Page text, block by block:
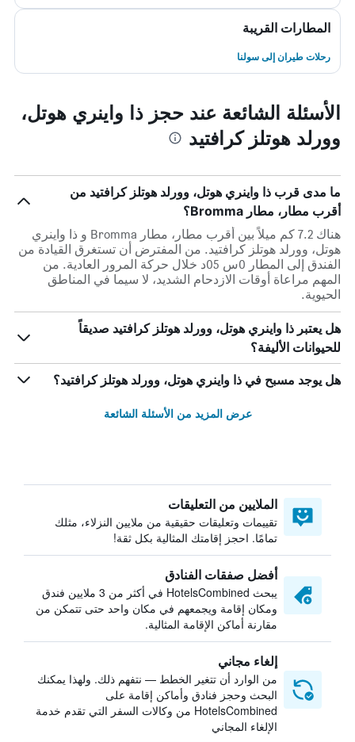
المطارات القريبة
رحلات طيران إلى سولنا
الأسئلة الشائعة عند حجز ذا واينري هوتل،
وورلد هوتلز كرافتيد
ما مدى قرب ذا واينري هوتل، وورلد هوتلز كرافتيد من
أقرب مطار، مطار Bromma؟
هناك 7.2 كم ميلاً بين أقرب مطار، مطار Bromma و ذا واينري
هوتل، وورلد هوتلز كرافتيد. من المفترض أن تستغرق القيادة من
الفندق إلى المطار 0س 05د خلال حركة المرور العادية. من
المهم مراعاة أوقات الازدحام الشديد، لا سيما في المناطق
الحيوية.
هل يعتبر ذا واينري هوتل، وورلد هوتلز كرافتيد صديقاً
للحيوانات الأليفة؟
هل يوجد مسبح في ذا واينري هوتل، وورلد هوتلز كرافتيد؟
عرض المزيد من الأسئلة الشائعة
الملايين من التعليقات
تقييمات وتعليقات حقيقية من ملايين النزلاء، مثلك
تمامًا. احجز إقامتك المثالية بكل ثقة!
أفضل صفقات الفنادق
يبحث HotelsCombined في أكثر من 3 ملايين فندق
ومكان إقامة ويجمعهم في مكان واحد حتى تتمكن من
مقارنة أماكن الإقامة المثالية.
إلغاء مجاني
من الوارد أن تتغير الخطط — نتفهم ذلك. ولهذا يمكنك
البحث وحجز فنادق وأماكن إقامة على
HotelsCombined من وكالات السفر التي تقدم خدمة
الإلغاء المجاني